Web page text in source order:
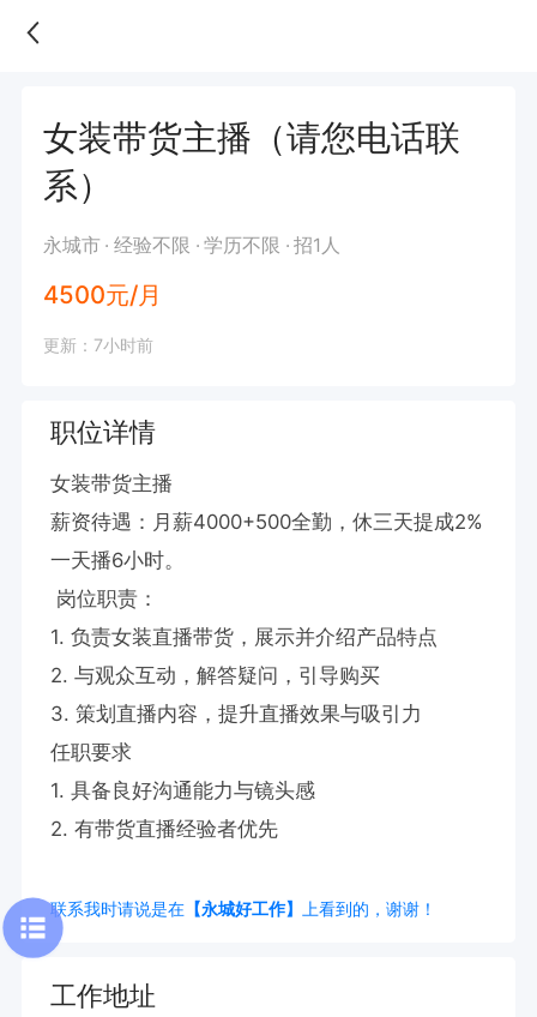
女装带货主播（请您电话联
系）
永城市 经验不限 学历不限 招1人
4500元/月
更新：7小时前
职位详情
女装带货主播
薪资待遇：月薪4000+500全勤，休三天提成2%
一天播6小时。
1. 负责女装直播带货，展示并介绍产品特点
2. 与观众互动，解答疑问，引导购买
3. 策划直播内容，提升直播效果与吸引力
任职要求
1. 具备良好沟通能力与镜头感
2. 有带货直播经验者优先
联系我时请说是在【永城好工作】 上看到的，谢谢！
工作地址